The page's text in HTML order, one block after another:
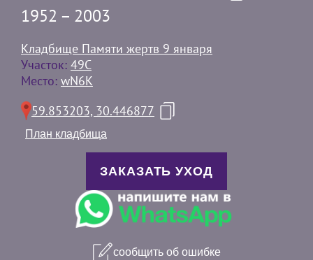
1952 – 2003
Кладбище Памяти жертв 9 января
Участок: 49С
Место: wN6K
59.853203, 30.446877
План кладбища
ЗАКАЗАТЬ УХОД
сообщить об ошибке